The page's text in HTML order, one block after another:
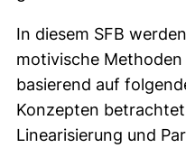
In diesem SFB
motivische
basierend auf
Konzepten
Linearisierung und